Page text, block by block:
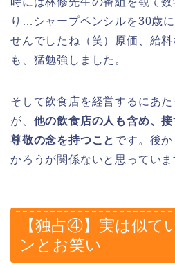
り…シャープペンシルを30歳
せんでしたね（笑）原価、給
も、猛勉強しました。
そして飲食店を経営するにあ
が、 他の飲食店の人も含め、
尊敬の念を持つこと です。後
かろうが関係ないと思っていま
【独占④】実は似て
ンとお笑い